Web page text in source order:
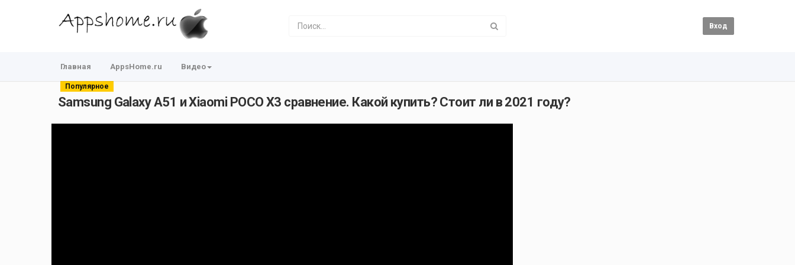
Вход
Главная AppsHome.ru Видео
Популярное
Samsung Galaxy A51 и Xiaomi POCO X3 сравнение. Какой купить? Стоит ли в 2021 году?